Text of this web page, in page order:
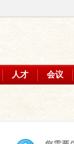
人才 会议